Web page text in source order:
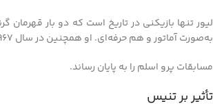
لیور تنها بازیکنی در تاریخ است که دو بار
به‌صورت آماتور و هم حرفه‌ای. او همچنین در سال 1967،
مسابقات پرو اسلم را به پایان رساند.
تأثیر بر تنیس